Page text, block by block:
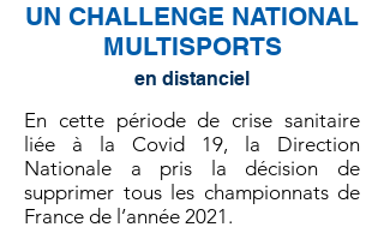
UN CHALLENGE NATIONAL
MULTISPORTS
en distanciel
En cette période de crise sanitaire
liée à la Covid 19, la Direction
Nationale a pris la décision de
supprimer tous les championnats de
France de l’année 2021.